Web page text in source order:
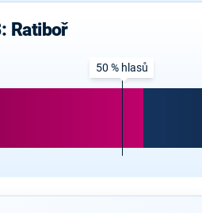
Ratiboř
50 % hlasů